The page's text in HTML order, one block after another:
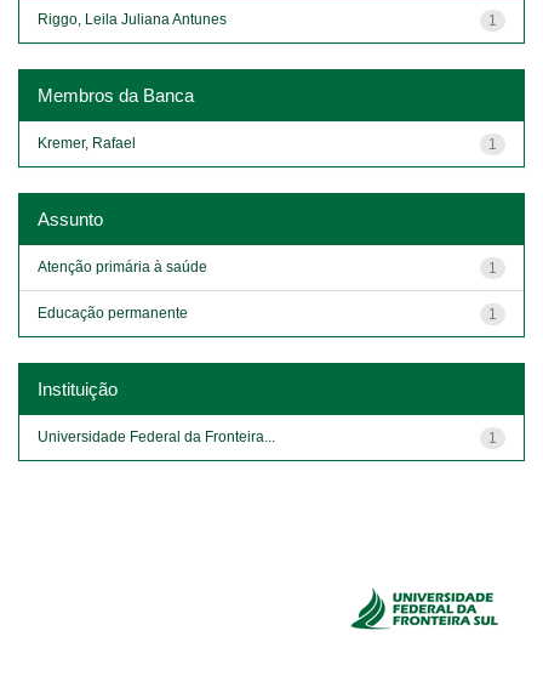
1
Riggo, Leila Juliana Antunes
Membros da Banca
1
Kremer, Rafael
Assunto
1
Atenção primária à saúde
1
Educação permanente
Instituição
1
Universidade Federal da Fronteira...